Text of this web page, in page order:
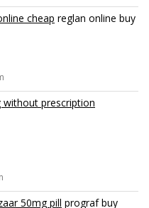
cheap reglan online buy
without prescription
50mg pill prograf buy